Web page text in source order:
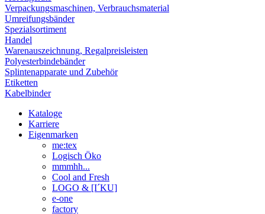
Verpackungsmaschinen, Verbrauchsmaterial
Umreifungsbänder
Spezialsortiment
Handel
Warenauszeichnung, Regalpreisleisten
Polyesterbindebänder
Splintenapparate und Zubehör
Etiketten
Kabelbinder
Kataloge
Karriere
Eigenmarken
me:tex
Logisch Öko
mmmhh...
Cool and Fresh
LOGO & [I´KU]
e-one
factory